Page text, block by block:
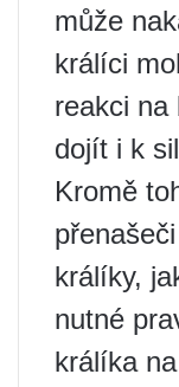
může
králíci
reakci na
dojít i k
Kromě
králíky,
nutné
králíka